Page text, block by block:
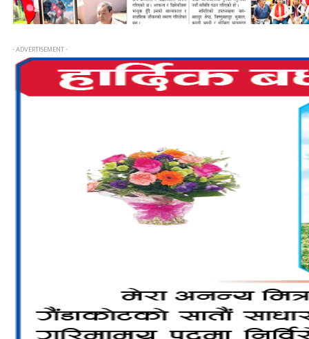
- ADVERTISEMENT -